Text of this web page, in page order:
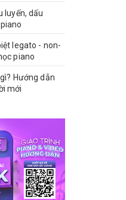
luyến, dấu
legato - non-
piano
Hướng dẫn
mới